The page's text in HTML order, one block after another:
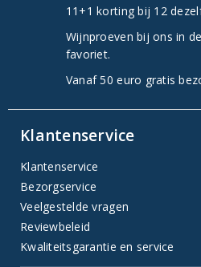
11+1 korting bij 12
Wijnproeven bij ons in
favoriet.
Vanaf 50 euro gratis
Klantenservice
Klantenservice
Bezorgservice
Veelgestelde vragen
Reviewbeleid
Kwaliteitsgarantie en service